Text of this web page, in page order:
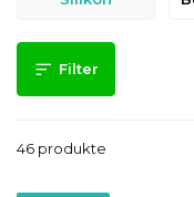
Filter
46 produkte